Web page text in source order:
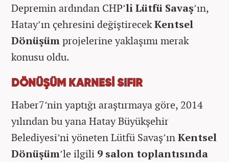
Depremin ardından CHP’li Lütfü Savaş’ın,
Hatay’ın çehresini değiştirecekKentsel
Dönüşümprojelerine yaklaşımı merak
konusu oldu.
DÖNÜŞÜM KARNESİ SIFIR
Haber7’nin yaptığı araştırmaya göre, 2014
yılından bu yana Hatay Büyükşehir
Belediyesi’ni yöneten Lütfü Savaş’ınKentsel
Dönüşüm’le ilgili 9 salon toplantısında